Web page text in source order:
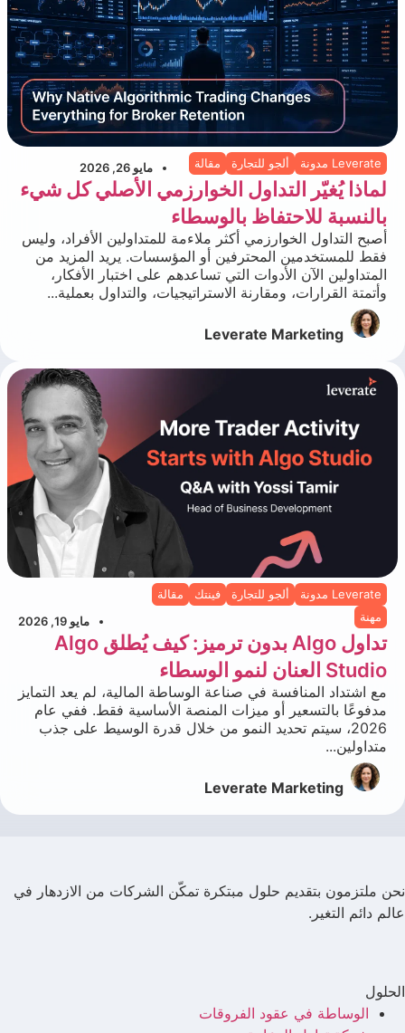
Leverate مدونة ألجو للتجارة مقالة مايو 26, 2026
لماذا يُغيّر التداول الخوارزمي الأصلي كل شيء
بالنسبة للاحتفاظ بالوسطاء
أصبح التداول الخوارزمي أكثر ملاءمة للمتداولين الأفراد، وليس
فقط للمستخدمين المحترفين أو المؤسسات. يريد المزيد من
المتداولين الآن الأدوات التي تساعدهم على اختبار الأفكار،
وأتمتة القرارات، ومقارنة الاستراتيجيات، والتداول بعملية...
Leverate Marketing
Leverate مدونة ألجو للتجارة فينتك
مقالة
مهنة
مايو 19, 2026
تداول Algo بدون ترميز: كيف يُطلق Algo
Studio العنان لنمو الوسطاء
مع اشتداد المنافسة في صناعة الوساطة المالية، لم يعد التمايز
مدفوعًا بالتسعير أو ميزات المنصة الأساسية فقط. ففي عام
2026، سيتم تحديد النمو من خلال قدرة الوسيط على جذب
متداولين...
Leverate Marketing
نحن ملتزمون بتقديم حلول مبتكرة تمكّن الشركات من الازدهار في
عالم دائم التغير.
الحلول
الوساطة في عقود الفروقات